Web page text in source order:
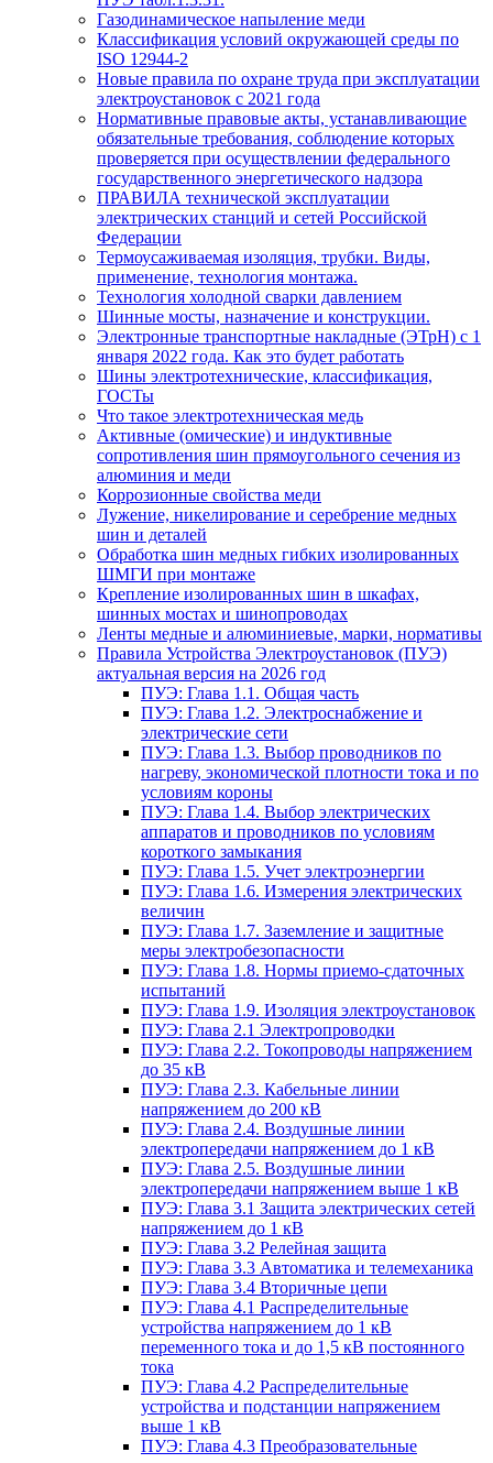
Газодинамическое напыление меди
Классификация условий окружающей среды по
ISO 12944-2
Новые правила по охране труда при эксплуатации
электроустановок с 2021 года
Нормативные правовые акты, устанавливающие
обязательные требования, соблюдение которых
проверяется при осуществлении федерального
государственного энергетического надзора
ПРАВИЛА технической эксплуатации
электрических станций и сетей Российской
Федерации
Термоусаживаемая изоляция, трубки. Виды,
применение, технология монтажа.
Технология холодной сварки давлением
Шинные мосты, назначение и конструкции.
Электронные транспортные накладные (ЭТрН) с 1
января 2022 года. Как это будет работать
Шины электротехнические, классификация,
ГОСТы
Что такое электротехническая медь
Активные (омические) и индуктивные
сопротивления шин прямоугольного сечения из
алюминия и меди
Коррозионные свойства меди
Лужение, никелирование и серебрение медных
шин и деталей
Обработка шин медных гибких изолированных
ШМГИ при монтаже
Крепление изолированных шин в шкафах,
шинных мостах и шинопроводах
Ленты медные и алюминиевые, марки, нормативы
Правила Устройства Электроустановок (ПУЭ)
актуальная версия на 2026 год
ПУЭ: Глава 1.1. Общая часть
ПУЭ: Глава 1.2. Электроснабжение и
электрические сети
ПУЭ: Глава 1.3. Выбор проводников по
нагреву, экономической плотности тока и по
условиям короны
ПУЭ: Глава 1.4. Выбор электрических
аппаратов и проводников по условиям
короткого замыкания
ПУЭ: Глава 1.5. Учет электроэнергии
ПУЭ: Глава 1.6. Измерения электрических
величин
ПУЭ: Глава 1.7. Заземление и защитные
меры электробезопасности
ПУЭ: Глава 1.8. Нормы приемо-сдаточных
испытаний
ПУЭ: Глава 1.9. Изоляция электроустановок
ПУЭ: Глава 2.1 Электропроводки
ПУЭ: Глава 2.2. Токопроводы напряжением
до 35 кВ
ПУЭ: Глава 2.3. Кабельные линии
напряжением до 200 кВ
ПУЭ: Глава 2.4. Воздушные линии
электропередачи напряжением до 1 кВ
ПУЭ: Глава 2.5. Воздушные линии
электропередачи напряжением выше 1 кВ
ПУЭ: Глава 3.1 Защита электрических сетей
напряжением до 1 кВ
ПУЭ: Глава 3.2 Релейная защита
ПУЭ: Глава 3.3 Автоматика и телемеханика
ПУЭ: Глава 3.4 Вторичные цепи
ПУЭ: Глава 4.1 Распределительные
устройства напряжением до 1 кВ
переменного тока и до 1,5 кВ постоянного
тока
ПУЭ: Глава 4.2 Распределительные
устройства и подстанции напряжением
выше 1 кВ
ПУЭ: Глава 4.3 Преобразовательные